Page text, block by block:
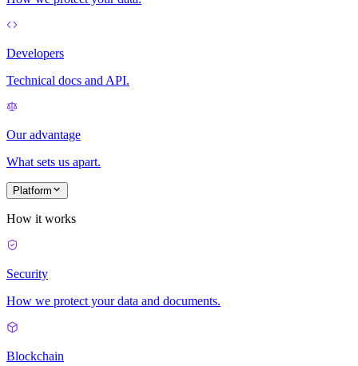
Developers
Technical docs and API.
Our advantage
What sets us apart.
Platform
How it works
Security
How we protect your data and documents.
Blockchain